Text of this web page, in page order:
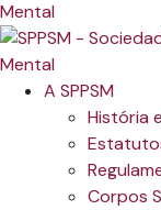
A SPPSM
História
Corpos